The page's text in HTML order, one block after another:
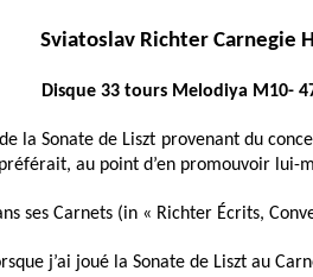
Sviatoslav Richter Carnegie
Disque 33 tours Melodiya M10-
la Sonate de Liszt provenant du
au point d’en promouvoir lui-
ses Carnets (in « Richter Écrits,
j’ai joué la Sonate de Liszt au